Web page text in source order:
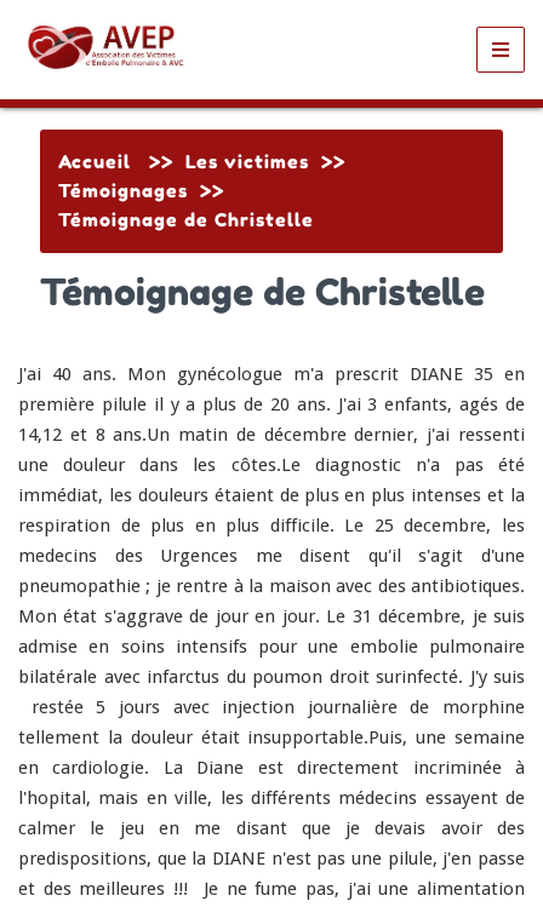
Accueil >> Les victimes >>
Témoignages >>
Témoignage de Christelle
Témoignage de Christelle
J'ai 40 ans. Mon gynécologue m'a prescrit DIANE 35 en
première pilule il y a plus de 20 ans. J'ai 3 enfants, agés de
14,12 et 8 ans.Un matin de décembre dernier, j'ai ressenti
une douleur dans les côtes.Le diagnostic n'a pas été
immédiat, les douleurs étaient de plus en plus intenses et la
respiration de plus en plus difficile. Le 25 decembre, les
medecins des Urgences me disent qu'il s'agit d'une
pneumopathie ; je rentre à la maison avec des antibiotiques.
Mon état s'aggrave de jour en jour. Le 31 décembre, je suis
admise en soins intensifs pour une embolie pulmonaire
bilatérale avec infarctus du poumon droit surinfecté. J'y suis
restée 5 jours avec injection journalière de morphine
tellement la douleur était insupportable.Puis, une semaine
en cardiologie. La Diane est directement incriminée à
l'hopital, mais en ville, les différents médecins essayent de
calmer le jeu en me disant que je devais avoir des
predispositions, que la DIANE n'est pas une pilule, j'en passe
et des meilleures !!! Je ne fume pas, j'ai une alimentation